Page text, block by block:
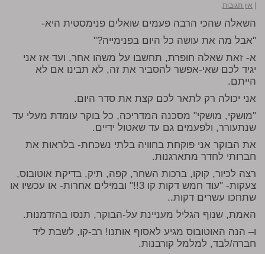
| אין תגובות
השאלה שהכי הרבה פעמים שואלים פנימסטית היא-
"אבל מה את עושה כל היום בפנימייה?"
א- זאת שאלה חופרת, תחשבו על משהו אחר, ועד אז אני
יגיד לכם שאי-אפשר להסביר את זה, לא תבינו אם לא
הייתם.
אני יכולה רק לתאר לכם קצת את סדר היום.
"מושקי, מושקי" מסכנה המדריכה, כל בוקר עומדת מעלי עד
שנתעורר, ולפעמים גם עד שאטול ידיים.
את הבוקר אני פוקחת בחוויה בלתי נשכחת- בלראות את
חברותי לחדר מתארגנות.
רצה לכיור, קוקו, ברכות השחר, קפה, תיק, בדיקת אוטובוס,
צעקות- "עוד חמש דקות קו 3!!" ובמילים אחרות- או עכשיו או
שתחכו עשרים דקות..
האמת, שנוף הגליל מעניינת על-הבוקר, תנסו בהזדמנות.
ו– הנה האוטובוס מגיע לאסוף אותנו! רב-קו, לשבת ליד
חברה/לבד, למלמל קורבנות.